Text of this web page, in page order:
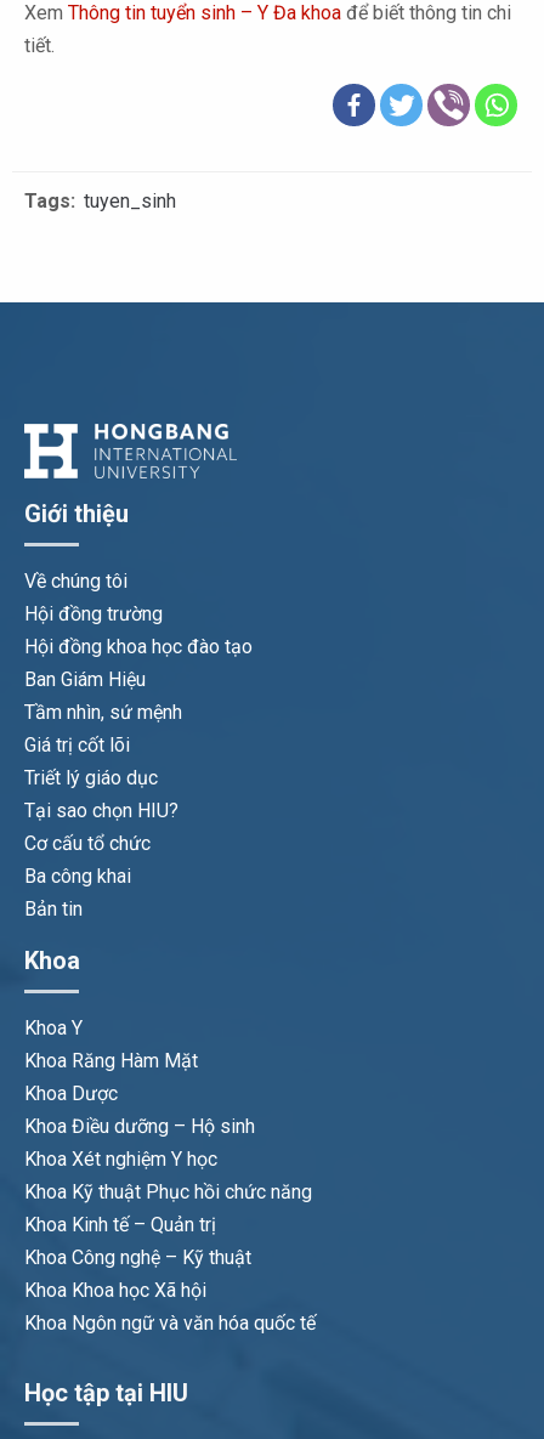
Xem Thông tin tuyển sinh – Y Đa khoa để biết thông tin chi
tiết.
Tags: tuyen_sinh
Giới thiệu
Về chúng tôi
Hội đồng trường
Hội đồng khoa học đào tạo
Ban Giám Hiệu
Tầm nhìn, sứ mệnh
Giá trị cốt lõi
Triết lý giáo dục
Tại sao chọn HIU?
Cơ cấu tổ chức
Ba công khai
Bản tin
Khoa
Khoa Y
Khoa Răng Hàm Mặt
Khoa Dược
Khoa Điều dưỡng – Hộ sinh
Khoa Xét nghiệm Y học
Khoa Kỹ thuật Phục hồi chức năng
Khoa Kinh tế – Quản trị
Khoa Công nghệ – Kỹ thuật
Khoa Khoa học Xã hội
Khoa Ngôn ngữ và văn hóa quốc tế
Học tập tại HIU